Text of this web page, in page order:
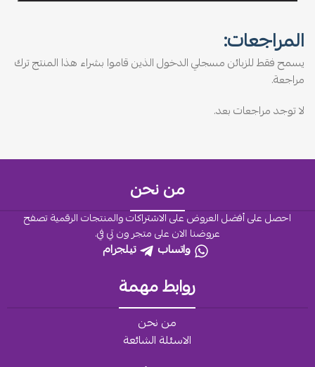
المراجعات:
لا توجد مراجعات بعد.
يسمح فقط للزبائن مسجلي الدخول الذين قاموا بشراء هذا المنتج ترك
مراجعة.
من نحن
احصل على أفضل العروض على الاشتراكات والمنتجات الرقمية تصفح
عروضنا الان على متجر ون تي في.
واتساب تيلجرام
روابط مهمة
من نحن
الاسئلة الشائعة